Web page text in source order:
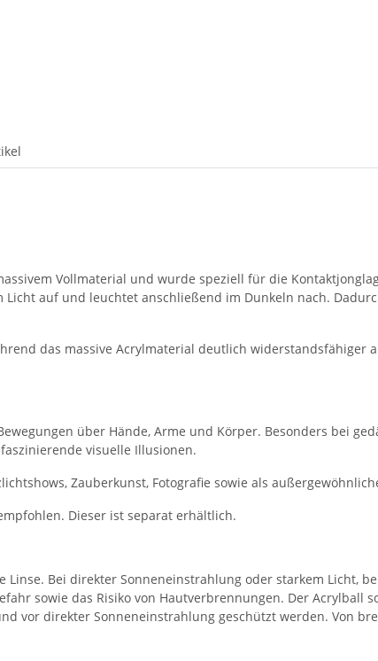
Vollmaterial und wurde speziell für die
auf und leuchtet anschließend im Dunkeln nach.
das massive Acrylmaterial deutlich widerstandsfähiger
über Hände, Arme und Körper. Besonders bei
visuelle Illusionen.
Zauberkunst, Fotografie sowie als
Dieser ist separat erhältlich.
Bei direkter Sonneneinstrahlung oder starkem Licht,
sowie das Risiko von Hautverbrennungen. Der Acrylball
vor direkter Sonneneinstrahlung geschützt werden. Von